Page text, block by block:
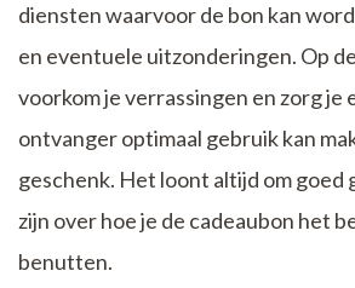
diensten waarvoor de bon kan
en eventuele uitzonderingen. Op
voorkom je verrassingen en zorg je
ontvanger optimaal gebruik kan
geschenk. Het loont altijd om
zijn over hoe je de cadeaubon het
benutten.